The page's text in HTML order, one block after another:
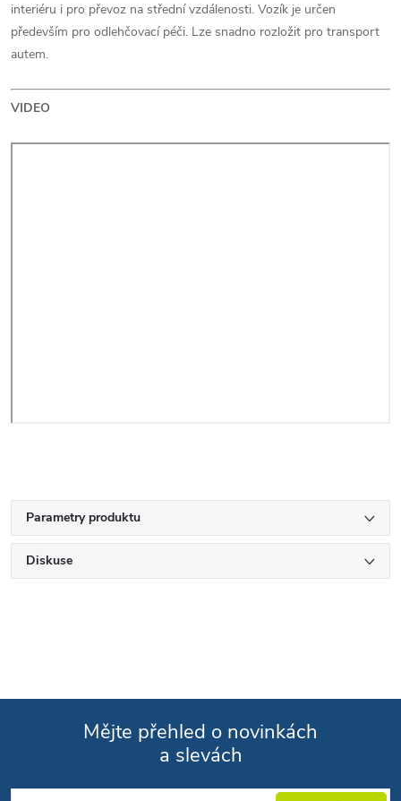
interiéru i pro převoz na střední vzdálenosti. Vozík je určen
především pro odlehčovací péči. Lze snadno rozložit pro transport
autem.
VIDEO
Parametry produktu
Diskuse
Mějte přehled o novinkách
a slevách